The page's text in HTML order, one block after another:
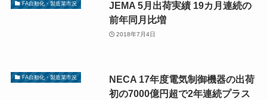
FA自動化・製造業市況
JEMA 5月出荷実績 19カ月連続の
前年同月比増
2018年7月4日
FA自動化・製造業市況
NECA 17年度電気制御機器の出荷
初の7000億円超で2年連続プラス